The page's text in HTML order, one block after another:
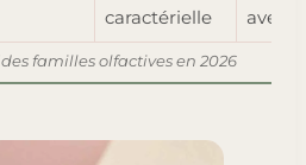
caractérielle
familles olfactives en 2026